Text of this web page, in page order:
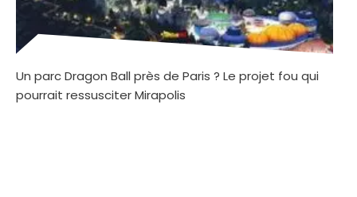
Un parc Dragon Ball près de Paris ? Le projet fou qui
pourrait ressusciter Mirapolis